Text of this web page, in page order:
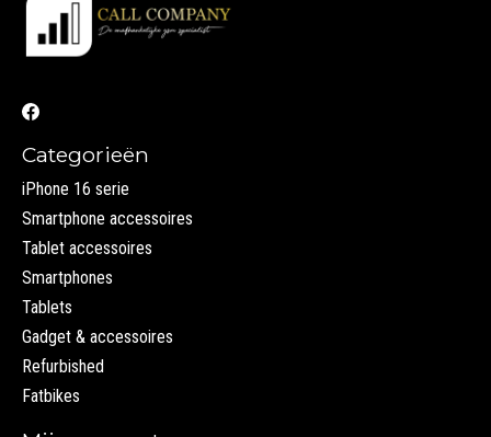
Categorieën
iPhone 16 serie
Smartphone accessoires
Tablet accessoires
Smartphones
Tablets
Gadget & accessoires
Refurbished
Fatbikes